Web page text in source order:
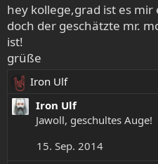
hey kollege,grad ist es
doch der geschätzte mr.
ist!
grüße
R
e
a
Iron Ulf
Iron Ulf
Jawoll, geschultes Auge!
15. Sep. 2014